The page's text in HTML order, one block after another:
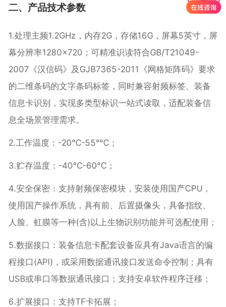
二、产品技术参数
1.处理主频1.2GHz，内存2G，存储16G，屏幕5英寸，屏
幕分辨率1280×720；可精准识读符合GB/T21049-
2007《汉信码》及GJB7365-2011《网格矩阵码》要求
的二维条码的文字条码标签，同时兼容射频标签、装备
信息卡识别，实现多类型标识一站式读取，适配装备信
息全场景管理需求。
2.工作温度：-20℃-55°℃；
3.贮存温度：-40℃-60℃；
4.安全保密：支持射频保密模块，安装使用国产CPU，
使用国产操作系统，具有前、后置摄像头，具备指纹、
人脸、虹膜等一种(含)以上生物识别功能并可选配使用；
5.数据接口：装备信息卡配套设备应具有Java语言的编
程接口(API)，或采用数据通讯接口发送命令控制；具有
USB或串口等数据通讯接口；支持安卓软件程序迁移；
6.扩展接口：支持TF卡拓展；